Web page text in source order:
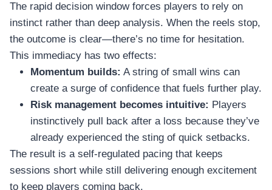
The rapid decision window forces players to rely on
instinct rather than deep analysis. When the reels stop,
the outcome is clear—there’s no time for hesitation.
This immediacy has two effects:
Momentum builds: A string of small wins can
create a surge of confidence that fuels further play.
Risk management becomes intuitive: Players
instinctively pull back after a loss because they’ve
already experienced the sting of quick setbacks.
The result is a self‑regulated pacing that keeps
sessions short while still delivering enough excitement
to keep players coming back.